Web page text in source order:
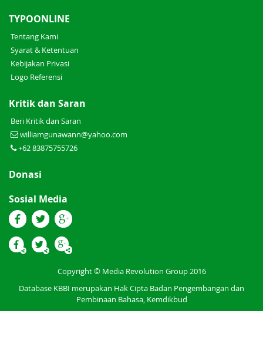
TYPOONLINE
Tentang Kami
Syarat & Ketentuan
Kebijakan Privasi
Logo Referensi
Kritik dan Saran
Beri Kritik dan Saran
williamgunawann@yahoo.com
+62 83875755726
Donasi
Sosial Media
Copyright © Media Revolution Group 2016
Database KBBI merupakan Hak Cipta Badan Pengembangan dan
Pembinaan Bahasa, Kemdikbud